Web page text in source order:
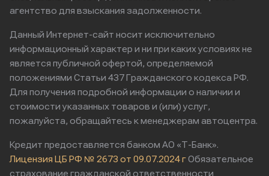
агентство для взыскания задолженности.
Данный Интернет-сайт носит исключительно
информационный характер и ни при каких условиях не
является публичной офертой, определяемой
положениями Статьи 437 Гражданского кодекса РФ.
Для получения подробной информации о наличии и
стоимости указанных товаров и (или) услуг,
пожалуйста, обращайтесь к менеджерам автоцентра.
Кредит предоставляется банком АО «Т-Банк».
Лицензия ЦБ РФ № 2673 от 09.07.2024 гОбязательное
страхование гражданской ответственности